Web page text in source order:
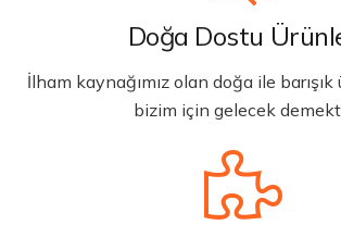
Doğa Dostu
İlham kaynağımız olan doğa ile
bizim için gelecek